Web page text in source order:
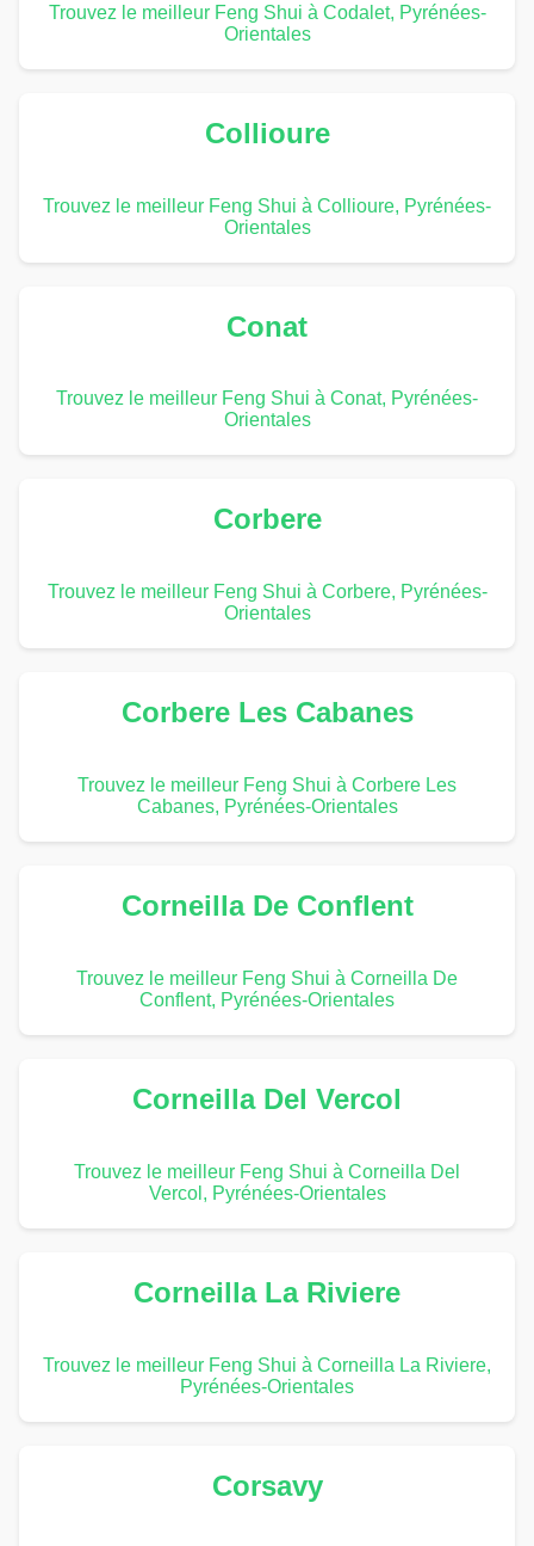
Trouvez le meilleur Feng Shui à Codalet, Pyrénées-
Orientales
Collioure
Trouvez le meilleur Feng Shui à Collioure, Pyrénées-
Orientales
Conat
Trouvez le meilleur Feng Shui à Conat, Pyrénées-
Orientales
Corbere
Trouvez le meilleur Feng Shui à Corbere, Pyrénées-
Orientales
Corbere Les Cabanes
Trouvez le meilleur Feng Shui à Corbere Les
Cabanes, Pyrénées-Orientales
Corneilla De Conflent
Trouvez le meilleur Feng Shui à Corneilla De
Conflent, Pyrénées-Orientales
Corneilla Del Vercol
Trouvez le meilleur Feng Shui à Corneilla Del
Vercol, Pyrénées-Orientales
Corneilla La Riviere
Trouvez le meilleur Feng Shui à Corneilla La Riviere,
Pyrénées-Orientales
Corsavy